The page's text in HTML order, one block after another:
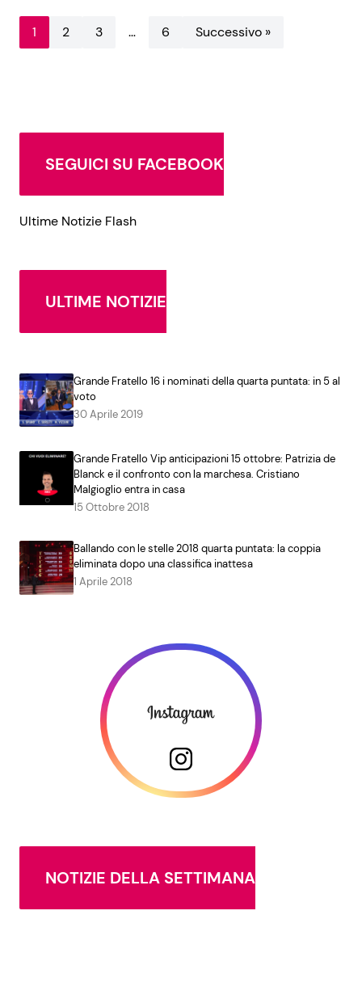
1 2 3 … 6 Successivo »
SEGUICI SU FACEBOOK
Ultime Notizie Flash
ULTIME NOTIZIE
Grande Fratello 16 i nominati della quarta puntata: in 5 al
voto
30 Aprile 2019
Grande Fratello Vip anticipazioni 15 ottobre: Patrizia de
Blanck e il confronto con la marchesa. Cristiano
Malgioglio entra in casa
15 Ottobre 2018
Ballando con le stelle 2018 quarta puntata: la coppia
eliminata dopo una classifica inattesa
1 Aprile 2018
NOTIZIE DELLA SETTIMANA